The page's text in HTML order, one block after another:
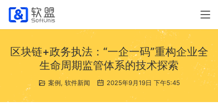
区块链+政务执法：“一企一码”重构企业全
生命周期监管体系的技术探索
案例, 软件新闻 2025年9月19日 下午5:45